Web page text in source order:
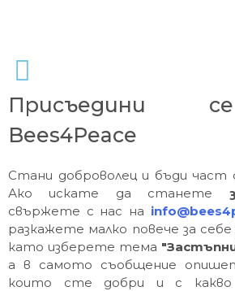
Присъедини
Bees4Peace
Стани доброволец и бъди
Ако искате да станете
свържете с нас на
разкажете малко повече за
като изберете тема
а в самото съобщение
които сте добри и с